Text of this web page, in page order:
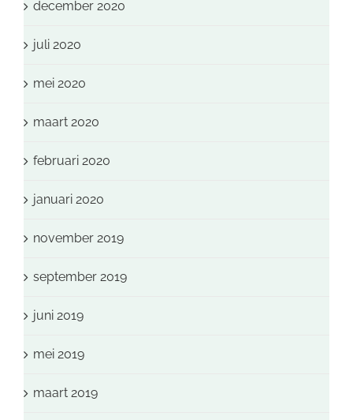
december 2020
juli 2020
mei 2020
maart 2020
februari 2020
januari 2020
november 2019
september 2019
juni 2019
mei 2019
maart 2019